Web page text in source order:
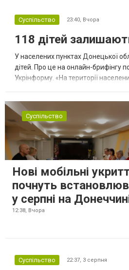
Суспільство 23:40, Вчора
118 дітей
У населених пунктах Донецької
дітей. Про це на онлайн-брифінгу
Укрінформу. «На території
Суспільство
Нові мобільні
почнуть
у серпні на
12:38, Вчора
Суспільство 22:37, 3 серпня